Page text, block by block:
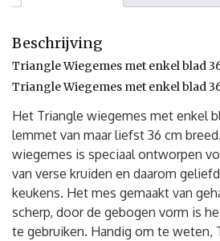
Beschrijving
Triangle Wiegemes met enkel blad
Triangle Wiegemes met enkel blad
Het Triangle wiegemes met enkel
lemmet van maar liefst 36 cm
wiegemes is speciaal ontworpen
van verse kruiden en daarom
keukens. Het mes gemaakt van
scherp, door de gebogen vorm is
te gebruiken. Handig om te weten,